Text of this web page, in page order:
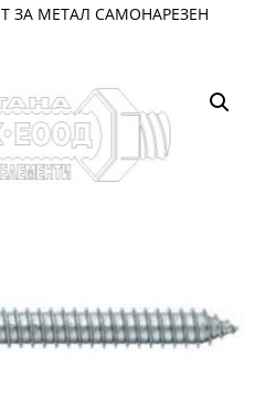
ЗА МЕТАЛ САМОНАРЕЗЕН